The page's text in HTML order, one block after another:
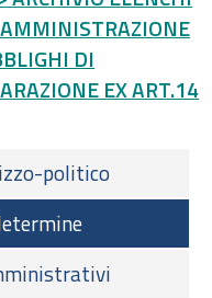
DI
EX ART.14
politico